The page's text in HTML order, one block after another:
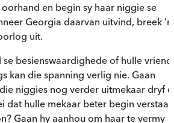
en begin sy haar niggie se
Georgia daarvan uitvind, breek ’n
uit.
se besienswaardighede of hulle
kan die spanning verlig nie. Gaan
niggies nog verder uitmekaar dryf
dat hulle mekaar beter begin
Gaan hy aanhou om haar te vermy